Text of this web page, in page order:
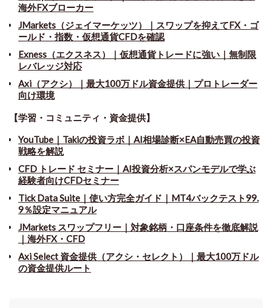
海外FXブローカー
JMarkets（ジェイマーケッツ）｜スワップを抑えてFX・ゴ
ールド・指数・仮想通貨CFDを確認
Exness（エクスネス）｜仮想通貨トレードに強い｜無制限
レバレッジ対応
Axi（アクシ）｜最大100万ドル資金提供｜プロトレーダー
向け環境
【学習・コミュニティ・資金提供】
YouTube｜Takiの投資ラボ｜AI相場診断×EA自動売買の投資
戦略を解説
CFD トレード セミナー ｜ AI投資分析×スパンモデルで学ぶ
経験者向けCFDセミナー
Tick Data Suite ｜ 使い方完全ガイド｜MT4バックテスト99.
9％設定マニュアル
JMarkets スワップフリー ｜ 対象銘柄・口座条件を徹底解説
｜海外FX・CFD
Axi Select 資金提供（アクシ・セレクト）｜最大100万ドル
の資金提供ルート